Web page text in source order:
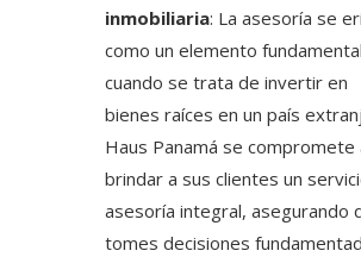
inmobiliaria: La asesoría se
como un elemento fundamental
cuando se trata de invertir en
bienes raíces en un país
Haus Panamá se compromete
brindar a sus clientes un
asesoría integral, asegurando
tomes decisiones